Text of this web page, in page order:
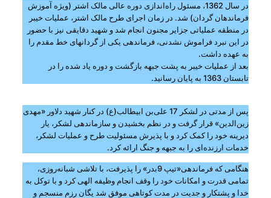
در سال 1362، مسئول راه‌اندازی دوره عالی مالک اشتر (ویژه آموزش
فرماندهان گردان) شد. در زمان اجرای طرح مالک اشتر، عملیات خیبر
در منطقه عملیاتی جزایر مجنون انجام شد و شهید دقایقی نیز با حضور
در این نبرد فراموش نشدنی، فرماندهی یکی از گردانهای خط مقدم را
به عهده داشت.
بعد از عملیات خیبر به پشت جبهه بازگشت و دوره یاد شده را در
تابستان 1363 به پایان رسانید.
پس از مدتی در لشکر 17 علی‌بن ابیطالب(ع) در کنار شهید دلاور «مهدی
زین‌الدین» قرار گرفت و در نظم بخشیدن و سازماندهی لشکر، یار
دیرینه خود را کمک کرد و با پذیرش مسئولیت طرح و عملیات لشکر،
خدمات ارزنده‌ای را به جبهه و جنگ ارائه کرد.
هنگامی که فرماندهی«تیپ 9بدر» را پذیرفت، با تلاشی شبانه‌روزی،
تمامی قدرت و امکانات خود را وقف انجام وظیفه الهی کرد و با توکل به
خدا و پشتکار و جدیت در مدت کوتاهی موفق شد یگان رزم منسجم و